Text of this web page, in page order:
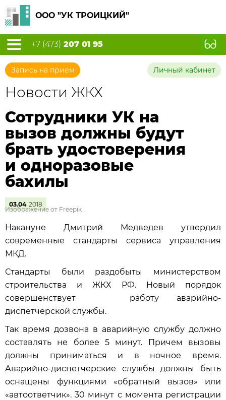
ООО "УК ТРОИЦКИЙ"
+7 (473) 207 01 95
Запись на прием Личный кабинет
Новости ЖКХ
Сотрудники УК на
вызов должны будут
брать удостоверения
и одноразовые
бахилы
03.04 2018
Изображение от Freepik
Накануне Дмитрий Медведев утвердил
современные стандарты сервиса управления
МКД.
Стандарты были раздобыты министерством
строительства и ЖКХ РФ. Новый порядок
совершенствует работу аварийно-
диспетчерской службы.
Так время дозвона в аварийную службу должно
составлять не более 5 минут. Причем вызовы
должны приниматься и в ночное время.
Аварийно-диспетчерские службы должны быть
оснащены функциями «обратный вызов» или
«автоответчик». 30 минут с момента регистрации